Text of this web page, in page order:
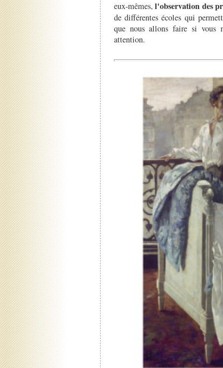
eux-mêmes,l'observation des
de différentes écoles qui
que nous allons faire si vous
attention.